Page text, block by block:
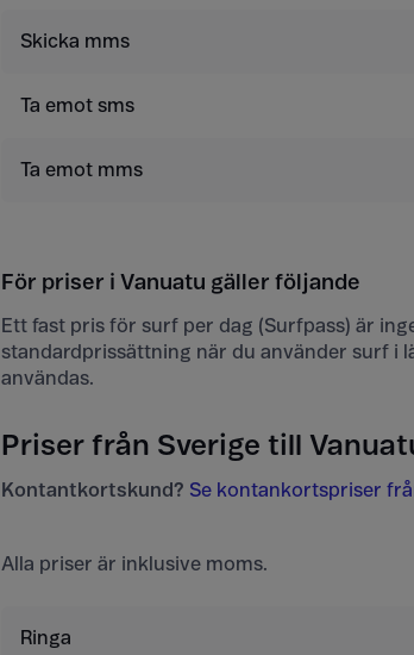
Skicka mms
Ta emot sms
Ta emot mms
För priser i Vanuatu gäller följande
Ett fast pris för surf per dag (Surfpass) är
standardprissättning när du använder surf i
användas.
Priser från Sverige till
Kontantkortskund? Se kontankortspriser
Alla priser är inklusive moms.
Ringa